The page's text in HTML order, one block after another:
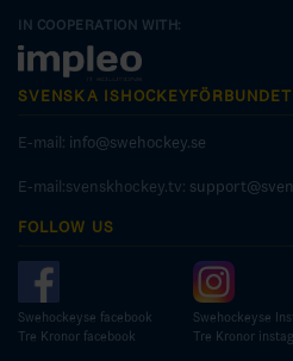
IN COOPERATION WITH:
SVENSKA ISHOCKEYFÖRBUNDET
E-mail: info@swehockey.se
E-mail:svenskhockey.tv:
FOLLOW US
Swehockeyse facebook
Tre Kronor facebook
Swehockeyse
Tre Kronor